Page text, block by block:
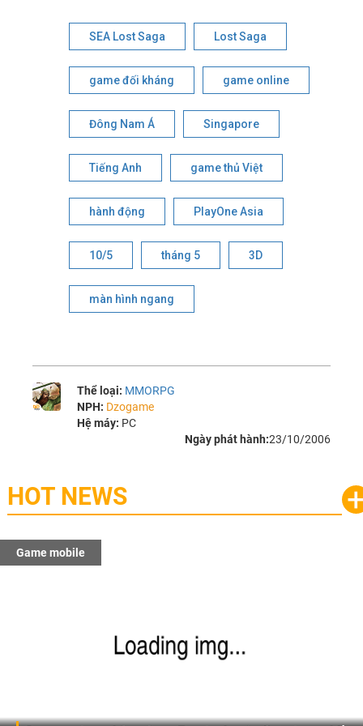
SEA Lost Saga Lost Saga
game đối kháng game online
Đông Nam Á Singapore
Tiếng Anh game thủ Việt
hành động PlayOne Asia
10/5 tháng 5 3D
màn hình ngang
Thể loại: MMORPG
NPH: Dzogame
Hệ máy: PC
Ngày phát hành:23/10/2006
HOT NEWS
Game mobile